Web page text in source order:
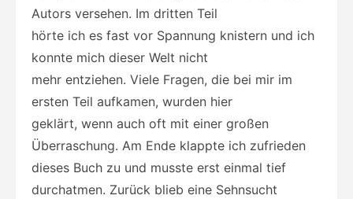
Autors versehen. Im dritten Teil
hörte ich es fast vor Spannung knistern und ich
konnte mich dieser Welt nicht
mehr entziehen. Viele Fragen, die bei mir im
ersten Teil aufkamen, wurden hier
geklärt, wenn auch oft mit einer großen
Überraschung. Am Ende klappte ich zufrieden
dieses Buch zu und musste erst einmal tief
durchatmen. Zurück blieb eine Sehnsucht